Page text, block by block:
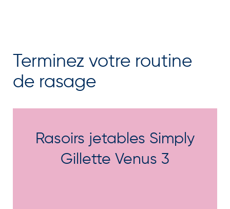
Terminez votre routine
de rasage
Rasoirs jetables Simply
Gillette Venus 3